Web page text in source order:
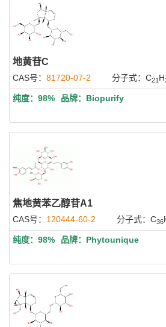
地黄苷C
CAS号： 81720-07-2 分子式：C21 H
纯度：98% 品牌：Biopurify
焦地黄苯乙醇苷A1
CAS号： 120444-60-2 分子式：C36
纯度：98% 品牌：Phytounique